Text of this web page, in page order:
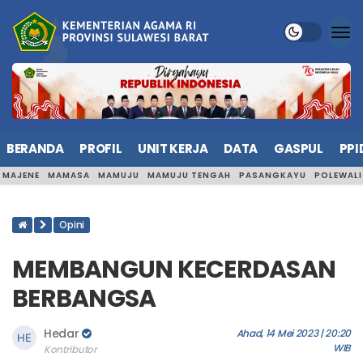
BERANDA PROFIL UNIT KERJA DATA GASPUL
MAJENE MAMASA MAMUJU MAMUJU TENGAH PASANGKAYU
Opini
MEMBANGUN KECERDASAN
BERBANGSA
Hedar
Kontributor
Ahad, 14 Mei 2023 | 20:20
WIB